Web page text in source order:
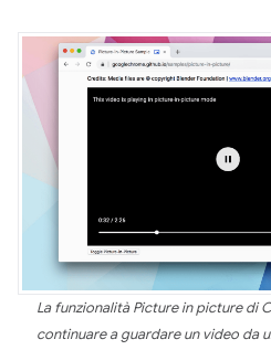
La funzionalità Picture in picture di
continuare a guardare un video da